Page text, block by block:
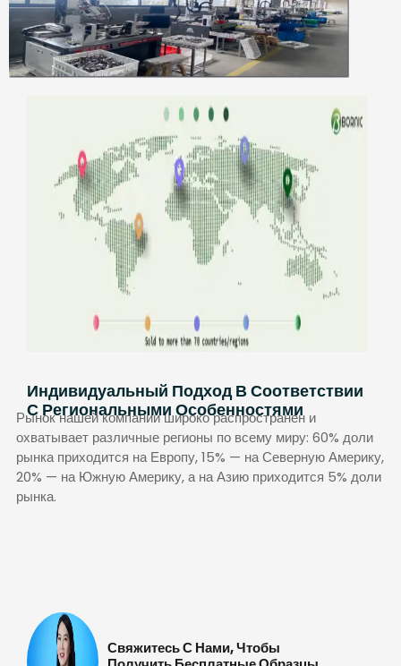
Индивидуальный Подход В Соответствии
С Региональными Особенностями
Рынок нашей компании широко распространен и
охватывает различные регионы по всему миру: 60% доли
рынка приходится на Европу, 15% — на Северную Америку,
20% — на Южную Америку, а на Азию приходится 5% доли
рынка.
Свяжитесь С Нами, Чтобы